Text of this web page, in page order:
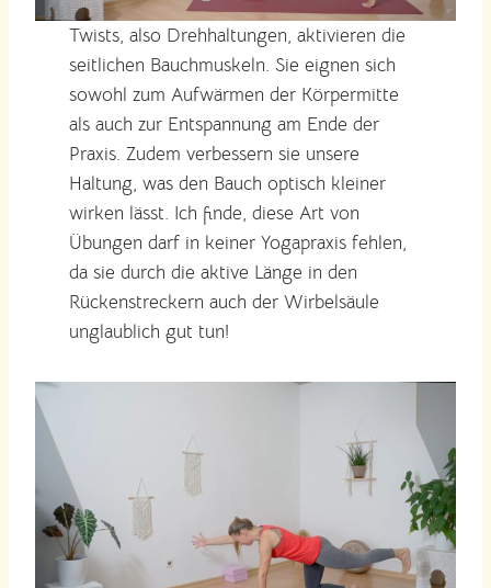
Twists, also Drehhaltungen, aktivieren die
seitlichen Bauchmuskeln. Sie eignen sich
sowohl zum Aufwärmen der Körpermitte
als auch zur Entspannung am Ende der
Praxis. Zudem verbessern sie unsere
Haltung, was den Bauch optisch kleiner
wirken lässt. Ich finde, diese Art von
Übungen darf in keiner Yogapraxis fehlen,
da sie durch die aktive Länge in den
Rückenstreckern auch der Wirbelsäule
unglaublich gut tun!